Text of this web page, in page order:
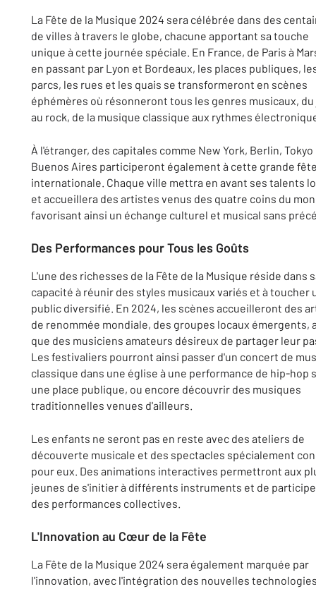
La Fête de la Musique 2024 sera célébrée dans des
de villes à travers le globe, chacune apportant sa touche
unique à cette journée spéciale. En France, de Paris à
en passant par Lyon et Bordeaux, les places publiques,
parcs, les rues et les quais se transformeront en scènes
éphémères où résonneront tous les genres musicaux, du
au rock, de la musique classique aux rythmes
À l'étranger, des capitales comme New York, Berlin,
Buenos Aires participeront également à cette grande
internationale. Chaque ville mettra en avant ses talents
et accueillera des artistes venus des quatre coins du
favorisant ainsi un échange culturel et musical sans
Des Performances pour Tous les Goûts
L'une des richesses de la Fête de la Musique réside dans
capacité à réunir des styles musicaux variés et à toucher
public diversifié. En 2024, les scènes accueilleront des
de renommée mondiale, des groupes locaux émergents,
que des musiciens amateurs désireux de partager leur
Les festivaliers pourront ainsi passer d'un concert de
classique dans une église à une performance de hip-hop
une place publique, ou encore découvrir des musiques
traditionnelles venues d'ailleurs.
Les enfants ne seront pas en reste avec des ateliers de
découverte musicale et des spectacles spécialement
pour eux. Des animations interactives permettront aux
jeunes de s'initier à différents instruments et de
des performances collectives.
L'Innovation au Cœur de la Fête
La Fête de la Musique 2024 sera également marquée par
l'innovation, avec l'intégration des nouvelles